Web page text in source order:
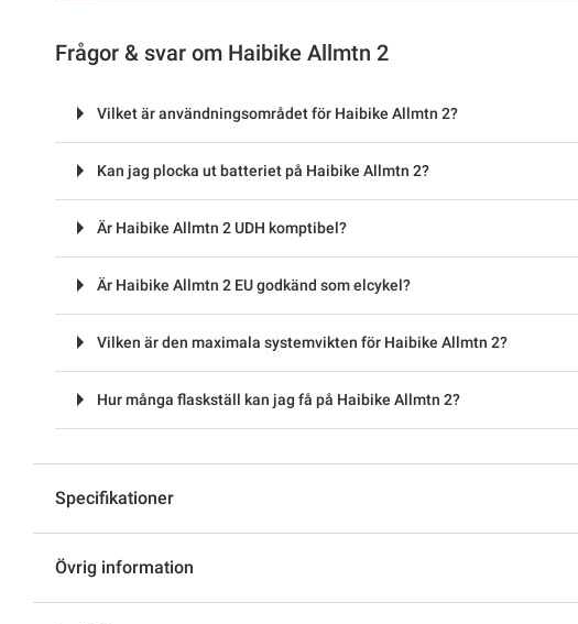
Frågor & svar om Haibike Allmtn 2
Vilket är användningsområdet för Haibike Allmtn 2?
Kan jag plocka ut batteriet på Haibike Allmtn 2?
Är Haibike Allmtn 2 UDH komptibel?
Är Haibike Allmtn 2 EU godkänd som elcykel?
Vilken är den maximala systemvikten för Haibike Allmtn 2?
Hur många flaskställ kan jag få på Haibike Allmtn 2?
Specifikationer
Övrig information